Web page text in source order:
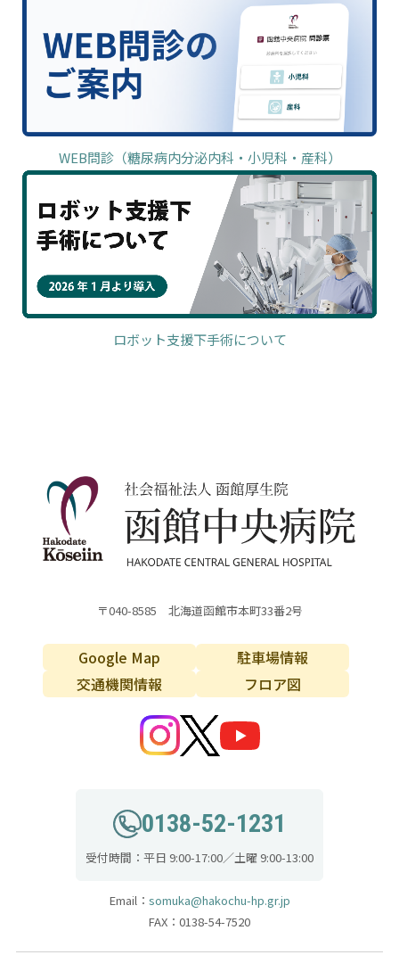
WEB問診（糖尿病内分泌内科・小児科・産科）
ロボット支援下手術について
〒040-8585 北海道函館市本町33番2号
Google Map
駐車場情報
交通機関情報
フロア図
0138-52-1231
受付時間：平日 9:00-17:00／土曜 9:00-13:00
Email： somuka@hakochu-hp.gr.jp
FAX：0138-54-7520